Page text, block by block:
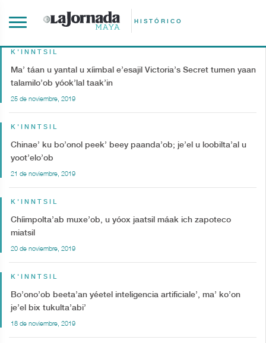
HISTÓRICO
K'INNTSIL
Ma’ táan u yantal u xíimbal e’esajil Victoria’s Secret tumen yaan
talamilo’ob yóok’lal taak’in
25 de noviembre, 2019
K'INNTSIL
Chinae’ ku bo’onol peek’ beey paanda’ob; je’el u loobilta’al u
yoot’elo’ob
21 de noviembre, 2019
K'INNTSIL
Chíimpolta’ab muxe’ob, u yóox jaatsil máak ich zapoteco
miatsil
20 de noviembre, 2019
K'INNTSIL
Bo’ono’ob beeta’an yéetel inteligencia artificiale’, ma’ ko’on
je’el bix tukulta’abi’
18 de noviembre, 2019